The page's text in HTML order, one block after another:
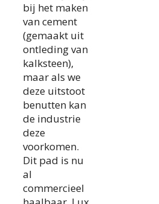
bij het maken
van cement
(gemaakt uit
ontleding van
kalksteen),
maar als we
deze uitstoot
benutten kan
de industrie
deze
voorkomen.
Dit pad is nu
al
commercieel